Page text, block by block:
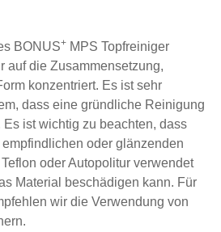
BONUS+ MPS Topfreiniger
auf die Zusammensetzung,
konzentriert. Es ist sehr
dass eine gründliche Reinigung
ist wichtig zu beachten, dass
oder glänzenden
oder Autopolitur verwendet
Material beschädigen kann. Für
wir die Verwendung von